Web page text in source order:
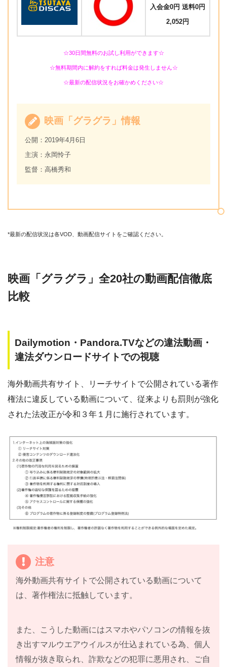
入会金0円 送料0円
2,052円
☆30日間無料のお試し利用ができます☆
☆無料期間内に解約をすれば料金は発生しません☆
☆最新の配信状況をお確かめください☆
映画「グラグラ」情報
公開：2019年4月6日
主演：永岡怜子
監督：高橋秀和
*最新の配信状況は各VOD、動画配信サイトをご確認ください。
映画「グラグラ」全20社の動画配信徹底
比較
Dailymotion・Pandora.TVなどの違法動画・
違法ダウンロードサイトでの視聴
海外動画共有サイト、リーチサイトで公開されている著作
権法に違反している動画について、従来よりも罰則が強化
された法改正が令和３年１月に施行されています。
注意
海外動画共有サイトで公開されている動画について
は、著作権法に抵触しています。
また、こうした動画にはスマホやパソコンの情報を抜
き出すマルウエアウイルスが仕込まれている為、個人
情報が抜き取られ、詐欺などの犯罪に悪用され、ご自